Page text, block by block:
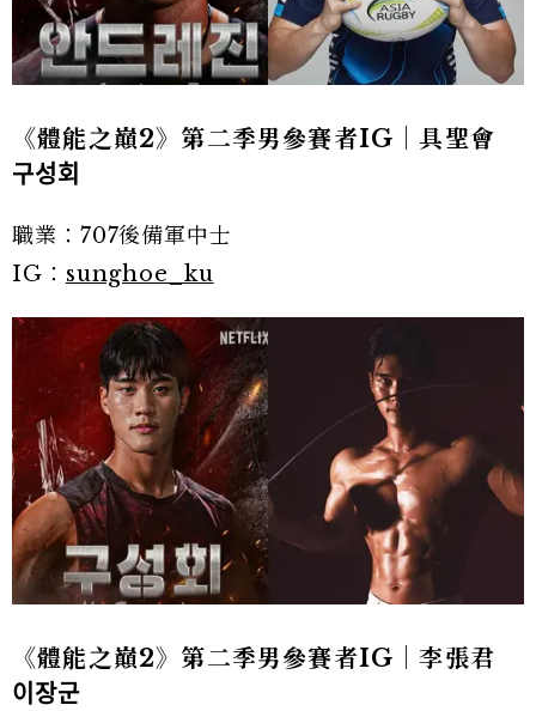
《體能之巔2》第二季男參賽者IG｜具聖會
구성회
職業：707後備軍中士
IG： sunghoe_ku
《體能之巔2》第二季男參賽者IG｜李張君
이장군